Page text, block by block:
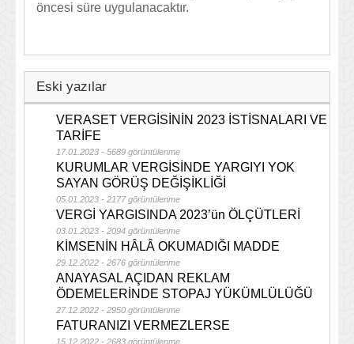
öncesi süre uygulanacaktır.
Eski yazılar
VERASET VERGİSİNİN 2023 İSTİSNALARI VE
TARİFE
17.01.2023 - 5689 görüntülenme
KURUMLAR VERGİSİNDE YARGIYI YOK
SAYAN GÖRÜŞ DEĞİŞİKLİĞİ
05.01.2023 - 2177 görüntülenme
VERGİ YARGISINDA 2023’ün ÖLÇÜTLERİ
03.01.2023 - 2094 görüntülenme
KİMSENİN HÂLÂ OKUMADIĞI MADDE
29.12.2022 - 2676 görüntülenme
ANAYASAL AÇIDAN REKLAM
ÖDEMELERİNDE STOPAJ YÜKÜMLÜLÜĞÜ
27.12.2022 - 2950 görüntülenme
FATURANIZI VERMEZLERSE
15.12.2022 - 2683 görüntülenme